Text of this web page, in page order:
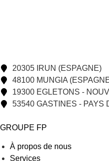
20305 IRUN (ESPAGNE)
48100 MUNGIA
19300 EGLETONS -
53540 GASTINES - PAYS
GROUPE FP
À propos de nous
Services